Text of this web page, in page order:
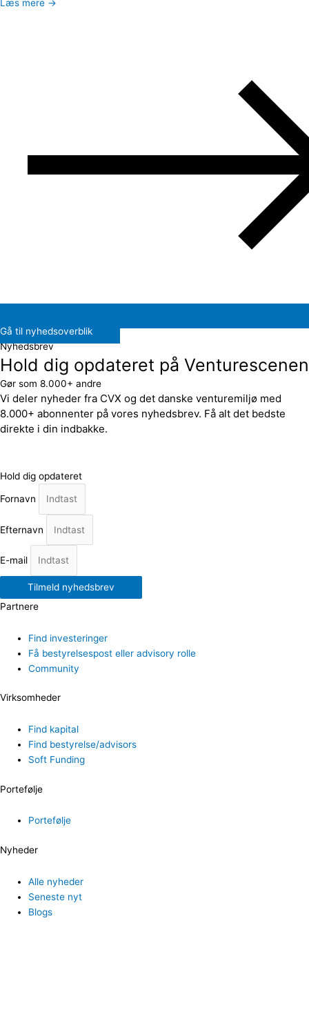
Læs mere →
Gå til nyhedsoverblik
Nyhedsbrev
Hold dig opdateret på Venturescenen
Gør som 8.000+ andre
Vi deler nyheder fra CVX og det danske venturemiljø med
8.000+ abonnenter på vores nyhedsbrev. Få alt det bedste
direkte i din indbakke.
Hold dig opdateret
Fornavn
Efternavn
E-mail
Tilmeld nyhedsbrev
Partnere
Find investeringer
Få bestyrelsespost eller advisory rolle
Community
Virksomheder
Find kapital
Find bestyrelse/advisors
Soft Funding
Portefølje
Portefølje
Nyheder
Alle nyheder
Seneste nyt
Blogs